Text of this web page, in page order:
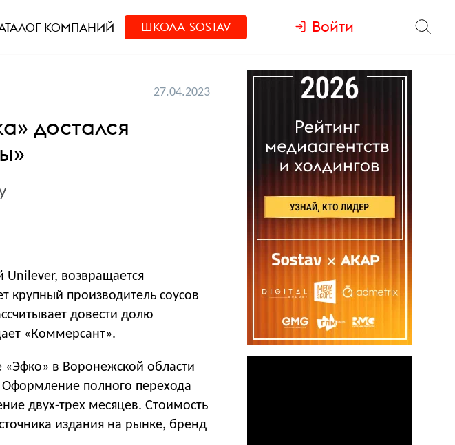
КОМПАНИЙ ШКОЛА SOSTAV Войти
27.04.2023
достался
возвращается
крупный производитель соусов
довести долю
«Коммерсант».
«Эфко» в Воронежской области
полного перехода
двух-трех месяцев. Стоимость
издания на рынке, бренд